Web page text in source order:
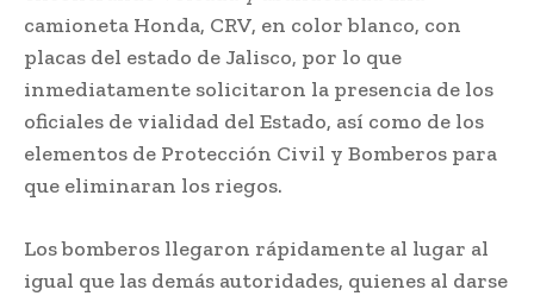
camioneta Honda, CRV, en color blanco, con
placas del estado de Jalisco, por lo que
inmediatamente solicitaron la presencia de los
oficiales de vialidad del Estado, así como de los
elementos de Protección Civil y Bomberos para
que eliminaran los riegos.
Los bomberos llegaron rápidamente al lugar al
igual que las demás autoridades, quienes al darse